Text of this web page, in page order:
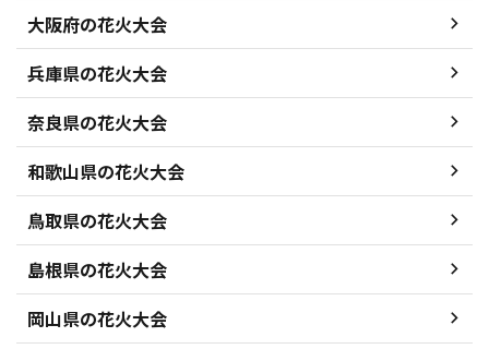
大阪府の花火大会
兵庫県の花火大会
奈良県の花火大会
和歌山県の花火大会
鳥取県の花火大会
島根県の花火大会
岡山県の花火大会